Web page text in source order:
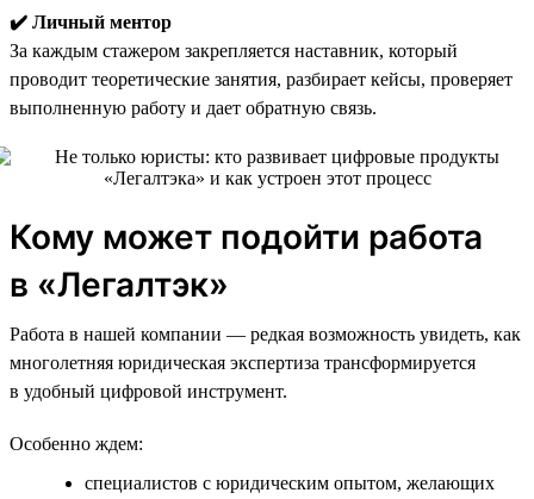
✔️ Личный ментор
За каждым стажером закрепляется наставник, который
проводит теоретические занятия, разбирает кейсы, проверяет
выполненную работу и дает обратную связь.
Кому может подойти работа
в «Легалтэк»
Работа в нашей компании — редкая возможность увидеть, как
многолетняя юридическая экспертиза трансформируется
в удобный цифровой инструмент.
Особенно ждем:
специалистов с юридическим опытом, желающих